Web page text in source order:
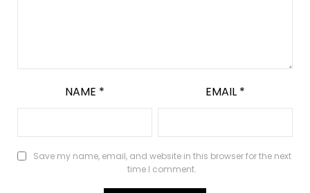
NAME * EMAIL *
Save my name, email, and website in this browser for the next
time I comment.